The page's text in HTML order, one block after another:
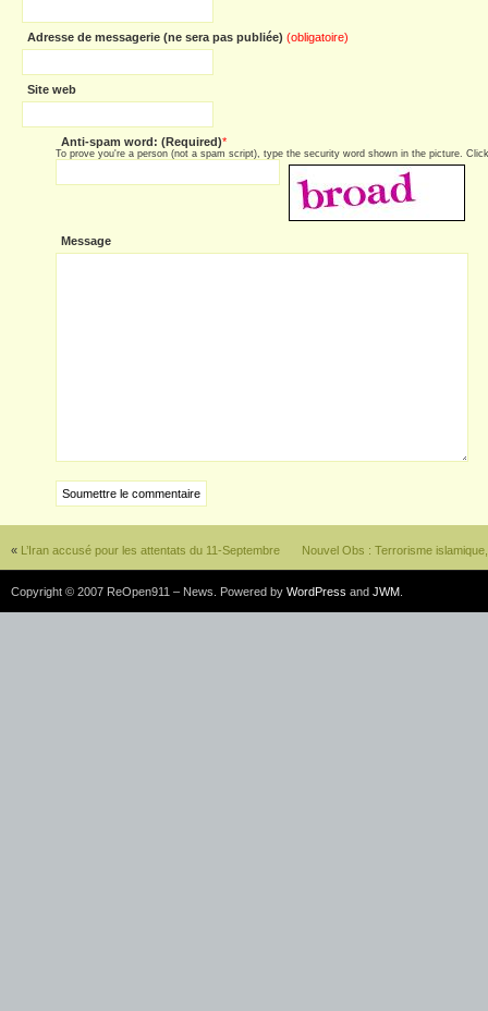
Adresse de messagerie (ne sera pas publiée) (obligatoire)
Site web
Anti-spam word: (Required)*
To prove you're a person (not a spam script), type the security word shown in the picture.
Message
« L’Iran accusé pour les attentats du 11-Septembre Nouvel Obs : Terrorisme
Copyright © 2007 ReOpen911 – News. Powered by WordPress and JWM